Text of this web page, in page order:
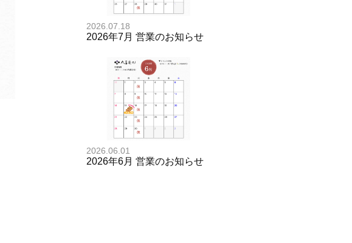
2026.07.18
2026年7月 営業のお知らせ
2026.06.01
2026年6月 営業のお知らせ